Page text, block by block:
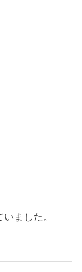
ました。